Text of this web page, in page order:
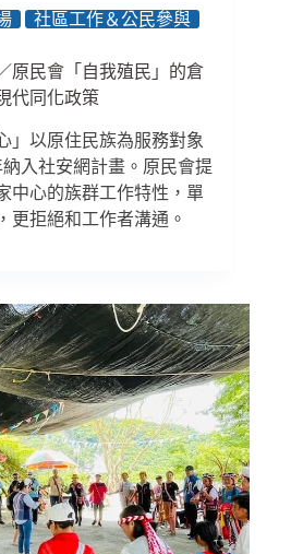
社區工作＆公民參與
原民會「自我殖民」的倉
代同化政策
」以原住民族為服務對象
入社安網計畫。原民會提
中心的族群工作特性，單
更拒絕和工作者溝通。